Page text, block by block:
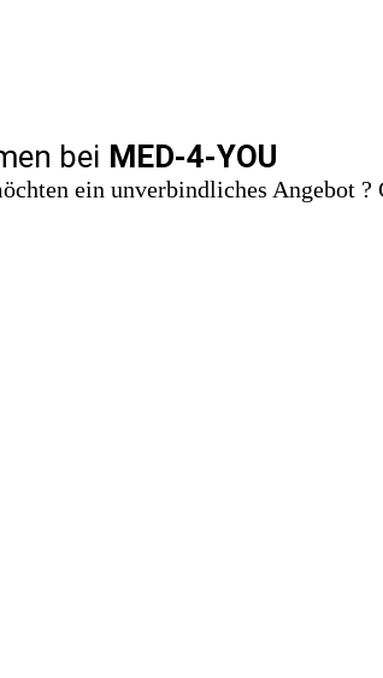
bei MED-4-YOU
ein unverbindliches Angebot